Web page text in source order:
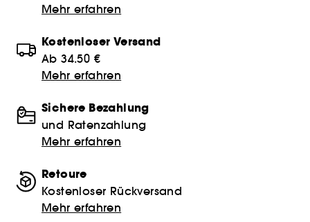
Mehr erfahren
Kostenloser Versand
Ab 34.50 €
Mehr erfahren
Sichere Bezahlung
und Ratenzahlung
Mehr erfahren
Retoure
Kostenloser Rückversand
Mehr erfahren